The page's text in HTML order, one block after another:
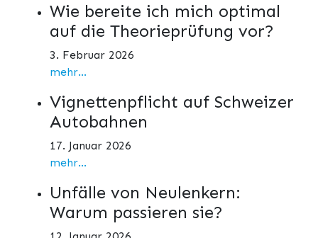
Wie bereite ich mich optimal
auf die Theorieprüfung vor?
3. Februar 2026
mehr...
Vignettenpflicht auf Schweizer
Autobahnen
17. Januar 2026
mehr...
Unfälle von Neulenkern:
Warum passieren sie?